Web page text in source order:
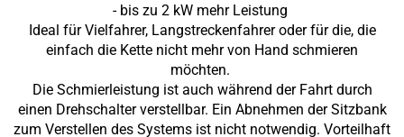
- bis zu 2 kW mehr Leistung
Ideal für Vielfahrer, Langstreckenfahrer oder für die, die
einfach die Kette nicht mehr von Hand schmieren
möchten.
Die Schmierleistung ist auch während der Fahrt durch
einen Drehschalter verstellbar. Ein Abnehmen der Sitzbank
zum Verstellen des Systems ist nicht notwendig. Vorteilhaft